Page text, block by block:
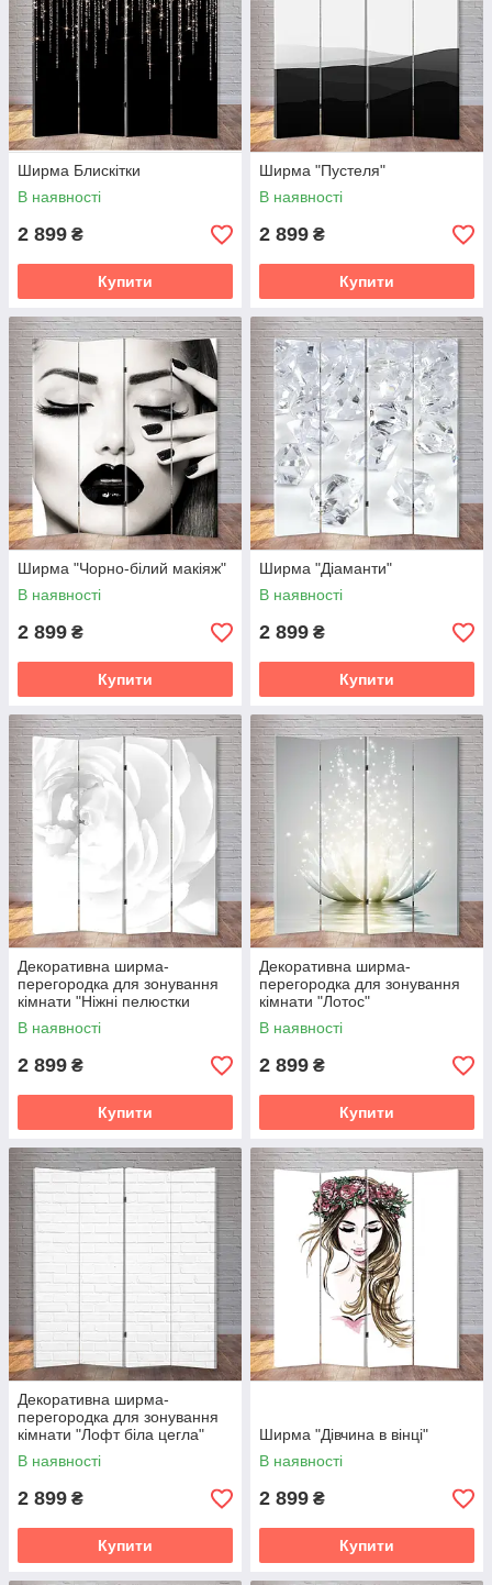
Ширма Блискітки
В наявності
2 899 ₴
Купити
Ширма "Пустеля"
В наявності
2 899 ₴
Купити
Ширма "Чорно-білий макіяж"
В наявності
2 899 ₴
Купити
Ширма "Діаманти"
В наявності
2 899 ₴
Купити
Декоративна ширма-
перегородка для зонування
кімнати "Ніжні пелюстки
троянди"
В наявності
2 899 ₴
Купити
Декоративна ширма-
перегородка для зонування
кімнати "Лотос"
В наявності
2 899 ₴
Купити
Декоративна ширма-
перегородка для зонування
кімнати "Лофт біла цегла"
160х180см
В наявності
2 899 ₴
Купити
Ширма "Дівчина в вінці"
В наявності
2 899 ₴
Купити